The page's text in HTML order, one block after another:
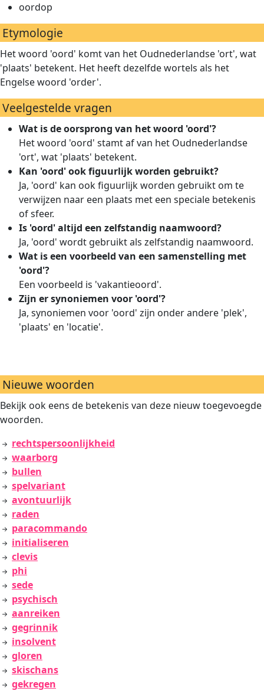
oordop
Etymologie
Het woord 'oord' komt van het Oudnederlandse 'ort', wat
'plaats' betekent. Het heeft dezelfde wortels als het
Engelse woord 'order'.
Veelgestelde vragen
Wat is de oorsprong van het woord 'oord'?
Het woord 'oord' stamt af van het Oudnederlandse
'ort', wat 'plaats' betekent.
Kan 'oord' ook figuurlijk worden gebruikt?
Ja, 'oord' kan ook figuurlijk worden gebruikt om te
verwijzen naar een plaats met een speciale betekenis
of sfeer.
Is 'oord' altijd een zelfstandig naamwoord?
Ja, 'oord' wordt gebruikt als zelfstandig naamwoord.
Wat is een voorbeeld van een samenstelling met
'oord'?
Een voorbeeld is 'vakantieoord'.
Zijn er synoniemen voor 'oord'?
Ja, synoniemen voor 'oord' zijn onder andere 'plek',
'plaats' en 'locatie'.
Nieuwe woorden
Bekijk ook eens de betekenis van deze nieuw toegevoegde
woorden.
rechtspersoonlijkheid
waarborg
bullen
spelvariant
avontuurlijk
raden
paracommando
initialiseren
clevis
phi
sede
psychisch
aanreiken
gegrinnik
insolvent
gloren
skischans
gekregen